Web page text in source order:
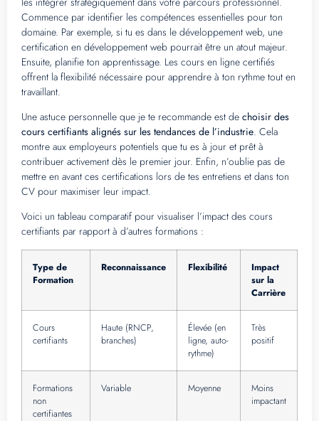
Commence par identifier les compétences essentielles pour ton
domaine. Par exemple, si tu es dans le développement web, une
certification en développement web pourrait être un atout majeur.
Ensuite, planifie ton apprentissage. Les cours en ligne certifiés
offrent la flexibilité nécessaire pour apprendre à ton rythme tout en
travaillant.
Une astuce personnelle que je te recommande est de choisir des
cours certifiants alignés sur les tendances de l’industrie. Cela
montre aux employeurs potentiels que tu es à jour et prêt à
contribuer activement dès le premier jour. Enfin, n’oublie pas de
mettre en avant ces certifications lors de tes entretiens et dans ton
CV pour maximiser leur impact.
Voici un tableau comparatif pour visualiser l’impact des cours
certifiants par rapport à d’autres formations :
Type de
Formation
Reconnaissance Flexibilité
Impact
sur la
Carrière
Cours
certifiants
Haute (RNCP,
branches)
Élevée (en
ligne, auto-
rythme)
Très
positif
Formations
non
certifiantes
Variable Moyenne
Moins
impactant